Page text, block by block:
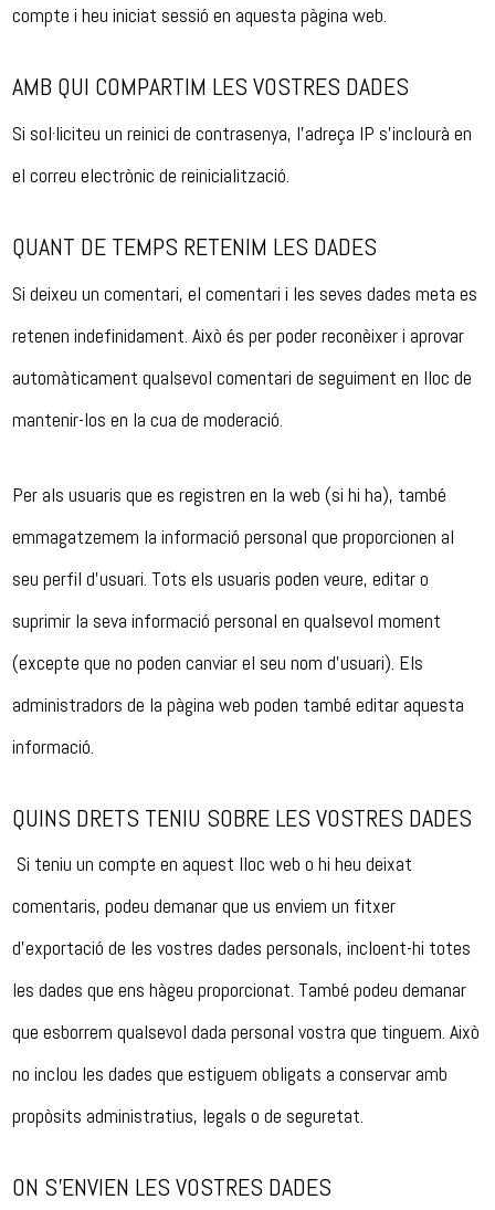
compte i heu iniciat sessió en aquesta pàgina web.
AMB QUI COMPARTIM LES VOSTRES DADES
Si sol·liciteu un reinici de contrasenya, l’adreça IP s’inclourà en
el correu electrònic de reinicialització.
QUANT DE TEMPS RETENIM LES DADES
Si deixeu un comentari, el comentari i les seves dades meta es
retenen indefinidament. Això és per poder reconèixer i aprovar
automàticament qualsevol comentari de seguiment en lloc de
mantenir-los en la cua de moderació.
Per als usuaris que es registren en la web (si hi ha), també
emmagatzemem la informació personal que proporcionen al
seu perfil d’usuari. Tots els usuaris poden veure, editar o
suprimir la seva informació personal en qualsevol moment
(excepte que no poden canviar el seu nom d’usuari). Els
administradors de la pàgina web poden també editar aquesta
informació.
QUINS DRETS TENIU SOBRE LES VOSTRES DADES
Si teniu un compte en aquest lloc web o hi heu deixat
comentaris, podeu demanar que us enviem un fitxer
d’exportació de les vostres dades personals, incloent-hi totes
les dades que ens hàgeu proporcionat. També podeu demanar
que esborrem qualsevol dada personal vostra que tinguem. Això
no inclou les dades que estiguem obligats a conservar amb
propòsits administratius, legals o de seguretat.
ON S’ENVIEN LES VOSTRES DADES